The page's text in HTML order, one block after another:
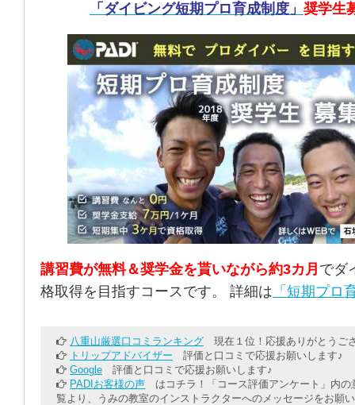
「ダイビング短期プロ育成制度」 奨学生
講習費が無料＆奨学金を貰いながら約3カ月 でダ
格取得を目指すコースです。 詳細は 「短期プロ
八重山厳選口コミランキング 現在１位！応援ありがとうご
トリップアドバイザー 評価と口コミで応援お願いします♪
Google 評価と口コミで応援お願いします♪
PADIお客様の声 はコチラ！「コース評価アンケート」内の
覧より、うみの教室のインストラクターへのメッセージをお願